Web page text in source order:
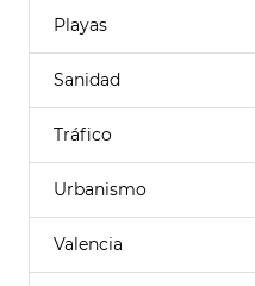
Playas
Sanidad
Tráfico
Urbanismo
Valencia